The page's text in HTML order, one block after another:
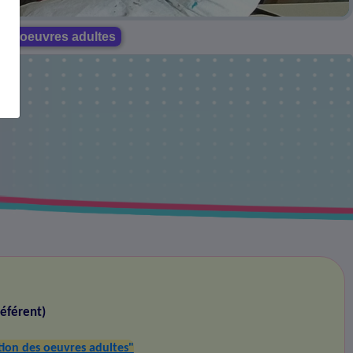
oeuvres adultes
des oeuvres adultes"